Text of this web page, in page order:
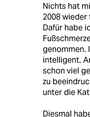
Nichts hat
2008 wieder
Dafür habe
genommen.
intelligent.
schon viel
zu
unter die
Diesmal